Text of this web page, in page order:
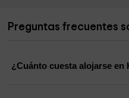
Preguntas frecuentes
¿Cuánto cuesta alojarse en